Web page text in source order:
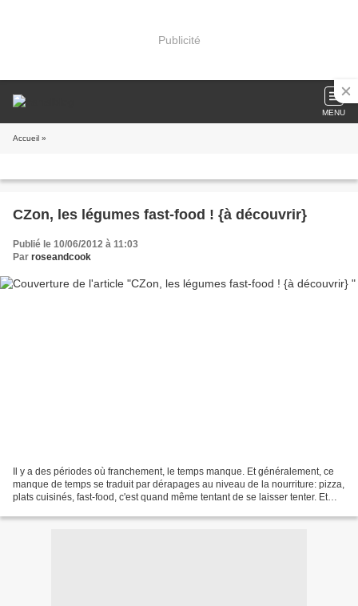
Publicité
MENU
Accueil »
CZon, les légumes fast-food ! {à découvrir}
Publié le 10/06/2012 à 11:03
Par roseandcook
Il y a des périodes où franchement, le temps manque. Et généralement, ce
manque de temps se traduit par dérapages au niveau de la nourriture: pizza,
plats cuisinés, fast-food, c'est quand même tentant de se laisser tenter. Et